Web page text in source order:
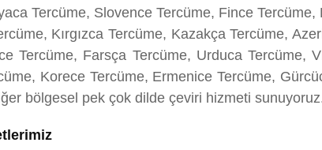
Tercüme, Slovence Tercüme, Fince
Kırgızca Tercüme, Kazakça Tercüme,
Tercüme, Farsça Tercüme, Urduca Tercüme,
Korece Tercüme, Ermenice Tercüme,
bölgesel pek çok dilde çeviri hizmeti